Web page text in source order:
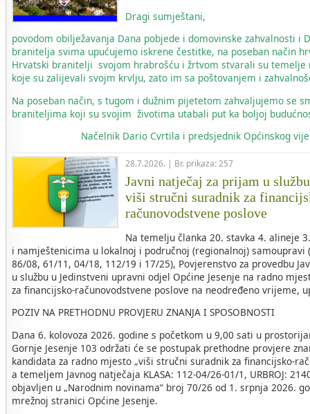
Dragi sumještani,
povodom obilježavanja Dana pobjede i domovinske zahvalnosti i
branitelja svima upućujemo iskrene čestitke, na poseban način
Hrvatski branitelji svojom hrabrošću i žrtvom stvarali su temelje
koje su zalijevali svojm krvlju, zato im sa poštovanjem i
Na poseban način, s tugom i dužnim pijetetom zahvaljujemo se
braniteljima koji su svojim životima utabali put ka boljoj
Načelnik Dario Cvrtila i predsjednik Općinskog
28.7.2026. | Br. prikaza: 257
Javni natječaj za prijam u
viši stručni suradnik za
računovodstvene poslove
Na temelju članka 20. stavka 4. alineje
i namještenicima u lokalnoj i područnoj (regionalnoj) samoupravi
86/08, 61/11, 04/18, 112/19 i 17/25), Povjerenstvo za provedbu
u službu u Jedinstveni upravni odjel Općine Jesenje na radno
za financijsko-računovodstvene poslove na neodređeno vrijeme,
POZIV NA PRETHODNU PROVJERU ZNANJA I SPOSOBNOSTI
Dana 6. kolovoza 2026. godine s početkom u 9,00 sati u
Gornje Jesenje 103 održati će se postupak prethodne provjere
kandidata za radno mjesto „viši stručni suradnik za financijsko-
a temeljem Javnog natječaja KLASA: 112-04/26-01/1, URBROJ:
objavljen u „Narodnim novinama“ broj 70/26 od 1. srpnja 2026.
mrežnoj stranici Općine Jesenje.